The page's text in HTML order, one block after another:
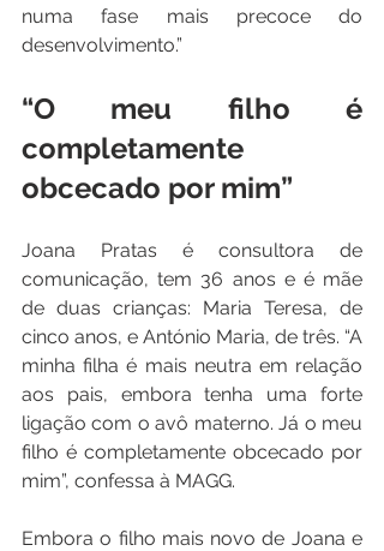
numa fase mais precoce do
desenvolvimento.”
“O meu filho é
completamente
obcecado por mim”
Joana Pratas é consultora de
comunicação, tem 36 anos e é mãe
de duas crianças: Maria Teresa, de
cinco anos, e António Maria, de três. “A
minha filha é mais neutra em relação
aos pais, embora tenha uma forte
ligação com o avô materno. Já o meu
filho é completamente obcecado por
mim”, confessa à MAGG.
Embora o filho mais novo de Joana e